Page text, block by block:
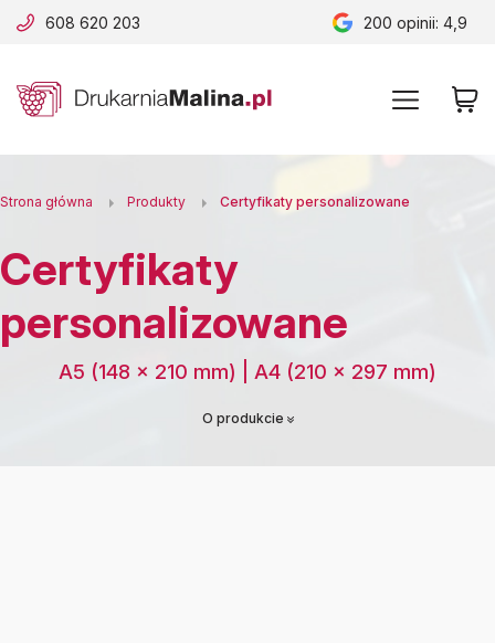
608 620 203 200 opinii: 4,9
Strona główna Produkty Certyfikaty personalizowane
Certyfikaty
personalizowane
A5 (148 × 210 mm) | A4 (210 × 297 mm)
O produkcie